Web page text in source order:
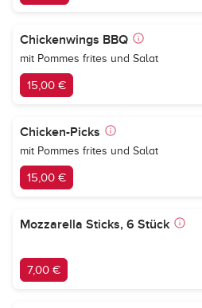
Chickenwings BBQ
mit Pommes frites und Salat
15,00 €
Chicken-Picks
mit Pommes frites und Salat
15,00 €
Mozzarella Sticks, 6 Stück
7,00 €